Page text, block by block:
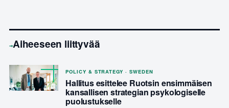
→Aiheeseen liittyvää
POLICY & STRATEGY · SWEDEN
Hallitus esittelee Ruotsin ensimmäisen
kansallisen strategian psykologiselle
puolustukselle